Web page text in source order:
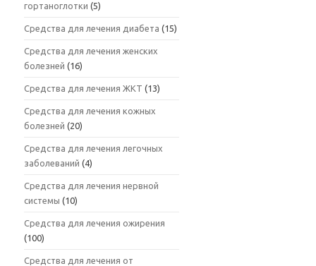
гортаноглотки (5)
Средства для лечения диабета (15)
Средства для лечения женских
болезней (16)
Средства для лечения ЖКТ (13)
Средства для лечения кожных
болезней (20)
Средства для лечения легочных
заболеваний (4)
Средства для лечения нервной
системы (10)
Средства для лечения ожирения
(100)
Средства для лечения от